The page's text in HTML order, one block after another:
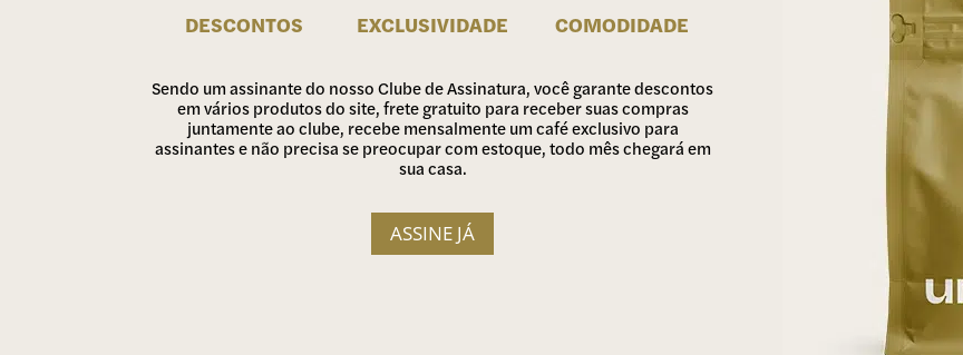
DESCONTOS EXCLUSIVIDADE COMODIDADE
Sendo um assinante do nosso Clube de Assinatura, você garante descontos
em vários produtos do site, frete gratuito para receber suas compras
juntamente ao clube, recebe mensalmente um café exclusivo para
assinantes e não precisa se preocupar com estoque, todo mês chegará em
sua casa.
ASSINE JÁ